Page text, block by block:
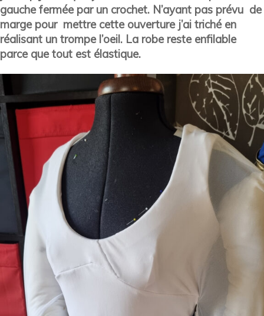
gauche fermée par un crochet. N’ayant pas prévu de
marge pour mettre cette ouverture j’ai triché en
réalisant un trompe l’oeil. La robe reste enfilable
parce que tout est élastique.